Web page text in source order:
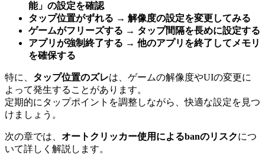
能」の設定を確認
タップ位置がずれる → 解像度の設定を変更してみる
ゲームがフリーズする → タップ間隔を長めに設定する
アプリが強制終了する → 他のアプリを終了してメモリ
を確保する
特に、 タップ位置のズレは、ゲームの解像度やUIの変更に
よって発生することがあります。
定期的にタップポイントを調整しながら、快適な設定を見つ
けましょう。
次の章では、 オートクリッカー使用によるbanのリスクにつ
いて詳しく解説します。